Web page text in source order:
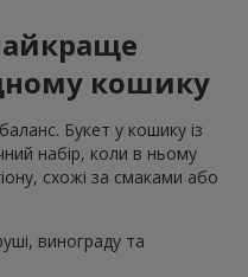
кошику
Букет у кошику із
набір, коли в ньому
схожі за смаками або
винограду та